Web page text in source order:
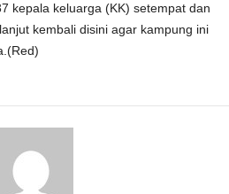
kepala keluarga (KK) setempat dan
kembali disini agar kampung ini